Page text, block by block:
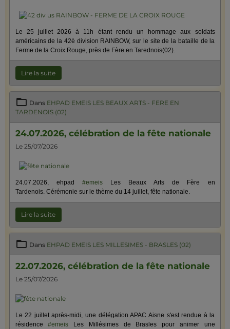
Le 25 juillet 2026 à 11h étant rendu un hommage aux soldats
américains de la 42è division RAINBOW, sur le site de la bataille de la
Ferme de la Croix Rouge, près de Fère en Tarednois(02).
Lire la suite
Dans EHPAD EMEIS LES BEAUX ARTS - FERE EN
TARDENOIS (02)
24.07.2026, célébration de la fête nationale
Le 25/07/2026
24.07.2026, ehpad #emeisLes Beaux Arts de Fère en
Tardenois. Cérémonie sur le thème du 14 juillet, fête nationale.
Lire la suite
Dans EHPAD EMEIS LES MILLESIMES - BRASLES (02)
22.07.2026, célébration de la fête nationale
Le 25/07/2026
Le 22 juillet après-midi, une délégation APAC Aisne s'est rendue à la
résidence#emeis Les Millésimes de Brasles pour animer une